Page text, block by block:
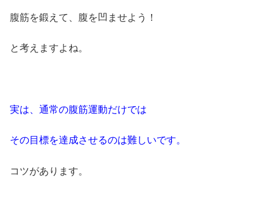
腹筋を鍛えて、腹を凹ませよう！
と考えますよね。
実は、通常の腹筋運動だけでは
その目標を達成させるのは難しいです。
コツがあります。